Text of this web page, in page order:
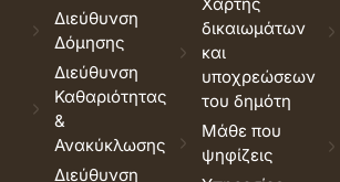
Διεύθυνση
Δόμησης
Διεύθυνση
Καθαριότητας
&
Ανακύκλωσης
Διεύθυνση
δικαιωμάτων
και
υποχρεώσεων
του δημότη
Μάθε που
ψηφίζεις